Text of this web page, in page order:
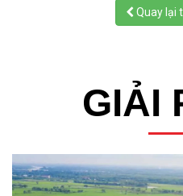
Quay lại
GIẢI